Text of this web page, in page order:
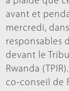
avant et
mercredi,
responsables
devant le
Rwanda
co-conseil de